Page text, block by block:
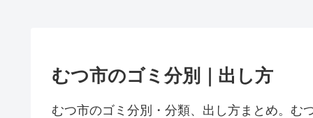
むつ市のゴミ分別｜出し方
むつ市のゴミ分別・分類、出し方まとめ。む